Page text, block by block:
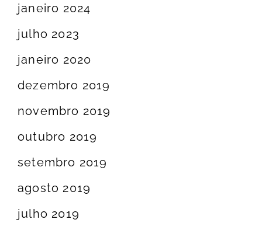
janeiro 2024
julho 2023
janeiro 2020
dezembro 2019
novembro 2019
outubro 2019
setembro 2019
agosto 2019
julho 2019